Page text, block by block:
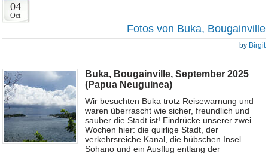
04
Oct
Fotos von Buka, Bougainville
by Birgit
Buka, Bougainville, September 2025
(Papua Neuguinea)
Wir besuchten Buka trotz Reisewarnung und
waren überrascht wie sicher, freundlich und
sauber die Stadt ist! Eindrücke unserer zwei
Wochen hier: die quirlige Stadt, der
verkehrsreiche Kanal, die hübschen Insel
Sohano und ein Ausflug entlang der